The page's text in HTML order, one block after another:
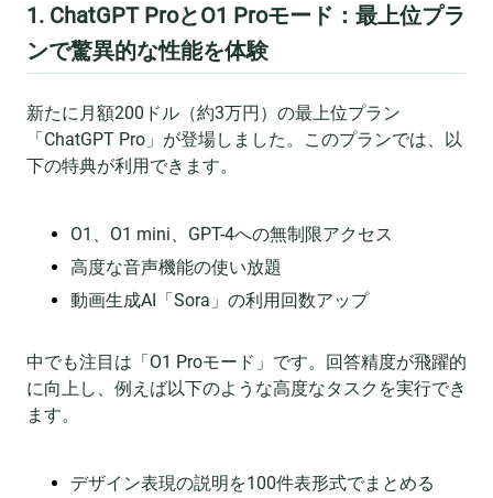
1. ChatGPT ProとO1 Proモード：最上位プラ
ンで驚異的な性能を体験
新たに月額200ドル（約3万円）の最上位プラン
「ChatGPT Pro」が登場しました。このプランでは、以
下の特典が利用できます。
O1、O1 mini、GPT-4への無制限アクセス
高度な音声機能の使い放題
動画生成AI「Sora」の利用回数アップ
中でも注目は「O1 Proモード」です。回答精度が飛躍的
に向上し、例えば以下のような高度なタスクを実行でき
ます。
デザイン表現の説明を100件表形式でまとめる